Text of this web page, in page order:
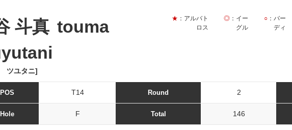
斗真 touma
ツユタニ]
★ ：アルバト
ロス
◎ ：イー
グル
○ ：バー
ディ
POS T14 Round 2
Hole F Total 146